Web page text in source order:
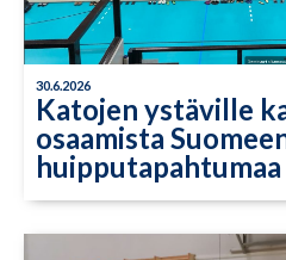
30.6.2026
Katojen ystäville
osaamista